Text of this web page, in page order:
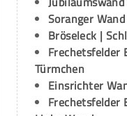
Soranger
Bröseleck |
Frechetsfelder
Türmchen
Einsrichter
Frechetsfelder